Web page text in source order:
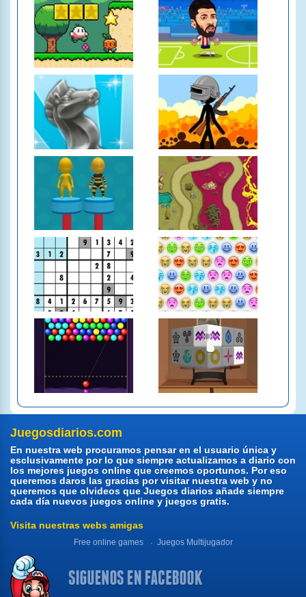
Juegosdiarios.com
En nuestra web procuramos pensar en el usuario única y
esclusivamente por lo que siempre actualizamos a diario con
los mejores juegos online que creemos oportunos. Por eso
queremos daros las gracias por visitar nuestra web y no
queremos que olvideos que Juegos diarios añade siempre
cada día nuevos juegos online y juegos gratis.
Visita nuestras webs amigas
Free online games Juegos Multijugador